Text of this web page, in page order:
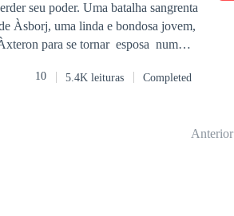
seu poder. Uma batalha sangrenta
Àsborj, uma linda e bondosa jovem,
para se tornar esposa num
feiticeiras e com a indiferença
10 5.4K leituras Completed
Anterior